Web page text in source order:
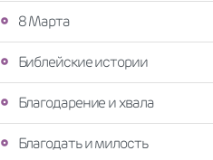
8 Марта
Библейские истории
Благодарение и хвала
Благодать и милость